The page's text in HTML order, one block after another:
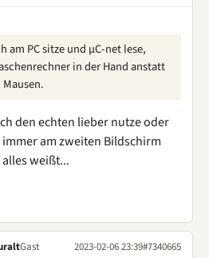
am PC sitze und µC-net lese,
in der Hand anstatt
den echten lieber nutze oder
am zweiten Bildschirm
weißt...
Gast 2023-02-06 23:39#7340665